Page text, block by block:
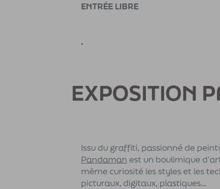
ENTRÉE LIBRE
.
EXPOSITION
Issu du graffiti, passionné de
Pandaman est un boulimique
même curiosité les styles et les
picturaux, digitaux, plastiques…